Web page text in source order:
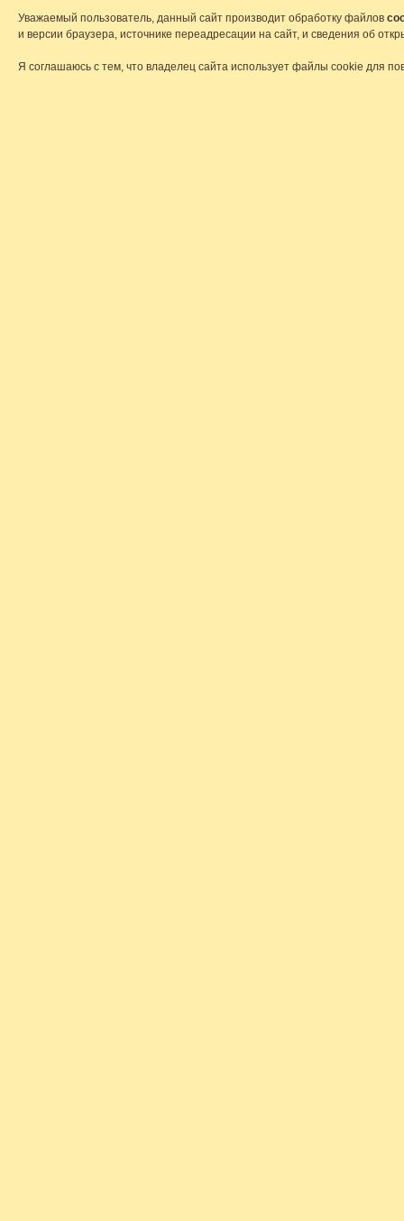
Уважаемый пользователь, данный сайт производит обработку файлов
и версии браузера, источнике переадресации на сайт, и сведения об
Я соглашаюсь с тем, что владелец сайта использует файлы cookie для